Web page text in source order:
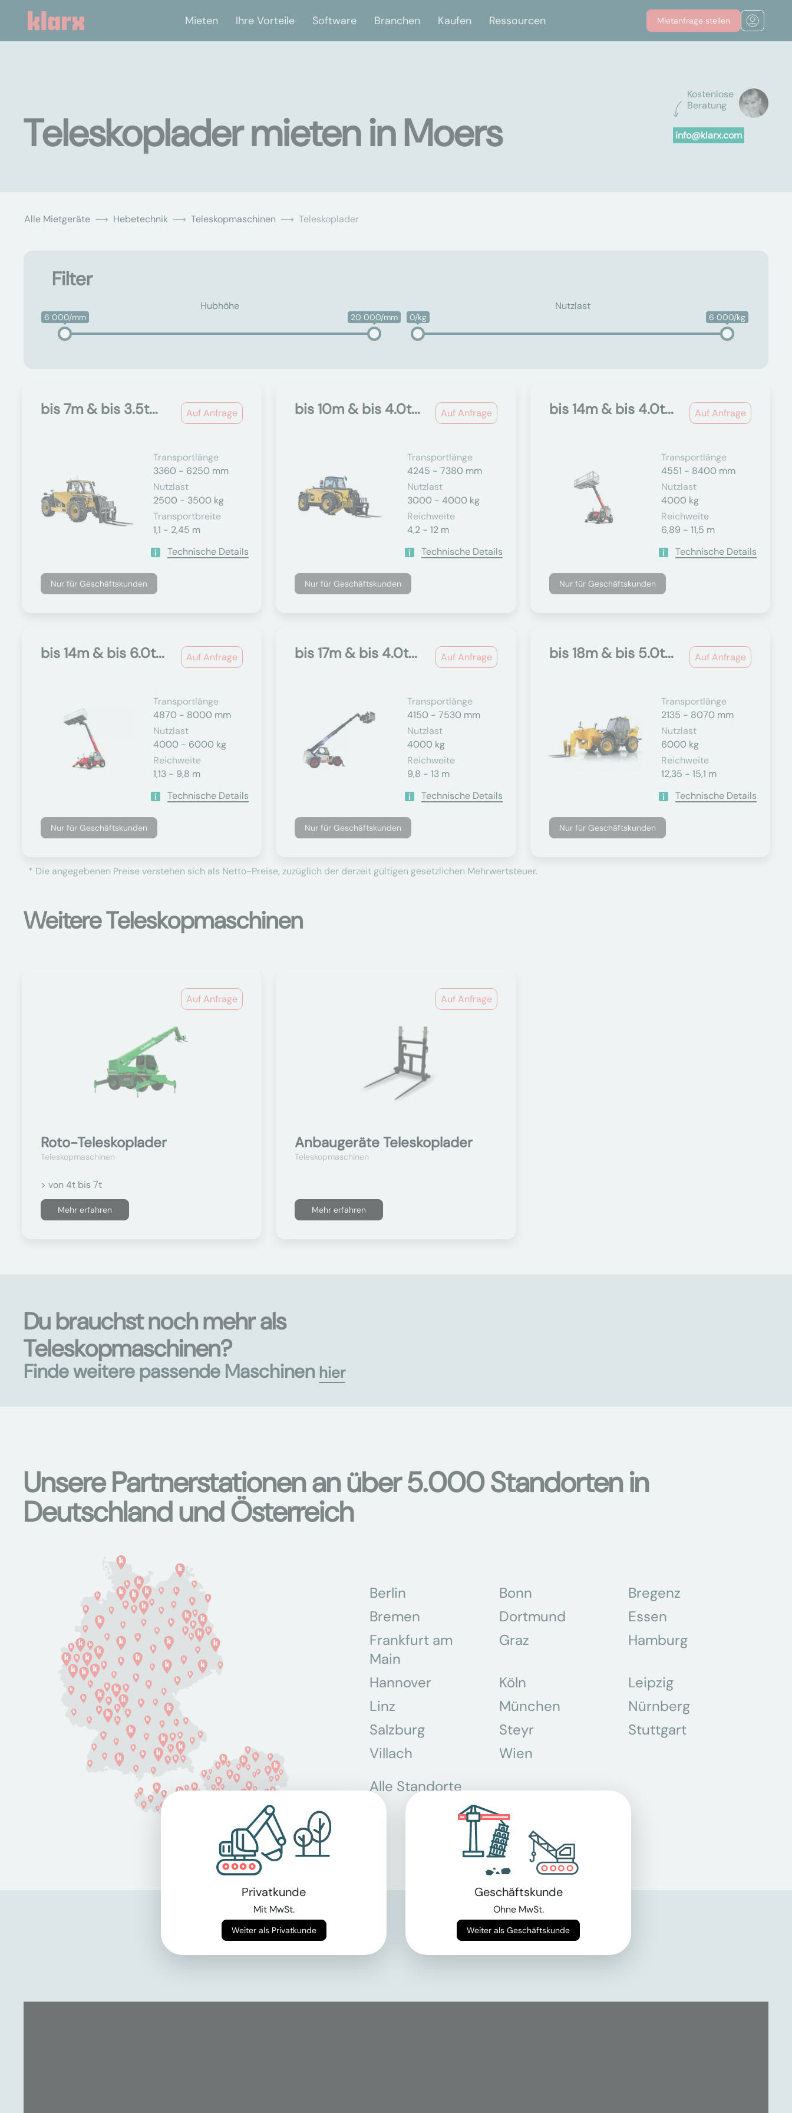
Mieten Ihre Vorteile Software Branchen Kaufen Ressourcen Mietanfrage stellen
Kostenlose
Beratung
info@klarx.com
Teleskoplader mieten in Moers
Alle Mietgeräte Hebetechnik Teleskopmaschinen Teleskoplader
Filter
Hubhöhe
6 000/mm 20 000/mm
Nutzlast
0/kg 6 000/kg
Auf Anfrage
bis 7m & bis 3.5t...
Transportlänge
3360 - 6250 mm
Nutzlast
2500 - 3500 kg
Transportbreite
1,1 - 2,45 m
Technische Details
Nur für Geschäftskunden
Auf Anfrage
bis 10m & bis 4.0t...
Transportlänge
4245 - 7380 mm
Nutzlast
3000 - 4000 kg
Reichweite
4,2 - 12 m
Technische Details
Nur für Geschäftskunden
Auf Anfrage
bis 14m & bis 4.0t...
Transportlänge
4551 - 8400 mm
Nutzlast
4000 kg
Reichweite
6,89 - 11,5 m
Technische Details
Nur für Geschäftskunden
Auf Anfrage
bis 14m & bis 6.0t...
Transportlänge
4870 - 8000 mm
Nutzlast
4000 - 6000 kg
Reichweite
1,13 - 9,8 m
Technische Details
Nur für Geschäftskunden
Auf Anfrage
bis 17m & bis 4.0t...
Transportlänge
4150 - 7530 mm
Nutzlast
4000 kg
Reichweite
9,8 - 13 m
Technische Details
Nur für Geschäftskunden
Auf Anfrage
bis 18m & bis 5.0t...
Transportlänge
2135 - 8070 mm
Nutzlast
6000 kg
Reichweite
12,35 - 15,1 m
Technische Details
Nur für Geschäftskunden
* Die angegebenen Preise verstehen sich als Netto-Preise, zuzüglich der derzeit gültigen gesetzlichen Mehrwertsteuer.
Weitere Teleskopmaschinen
Auf Anfrage
Roto-Teleskoplader
Teleskopmaschinen
> von 4t bis 7t
Mehr erfahren
Auf Anfrage
Anbaugeräte Teleskoplader
Teleskopmaschinen
Mehr erfahren
Du brauchst noch mehr als
Teleskopmaschinen?
Finde weitere passende Maschinen hier
Unsere Partnerstationen an über 5.000 Standorten in
Deutschland und Österreich
Berlin Bonn
Bregenz
Bremen
Dortmund
Essen
Frankfurt am
Main
Graz Hamburg
Hannover Köln
Leipzig
Linz
München
Nürnberg
Salzburg
Steyr
Stuttgart
Villach
Wien
Alle Standorte
Privatkunde
Mit MwSt.
Weiter als Privatkunde
Geschäftskunde
Ohne MwSt.
Weiter als Geschäftskunde